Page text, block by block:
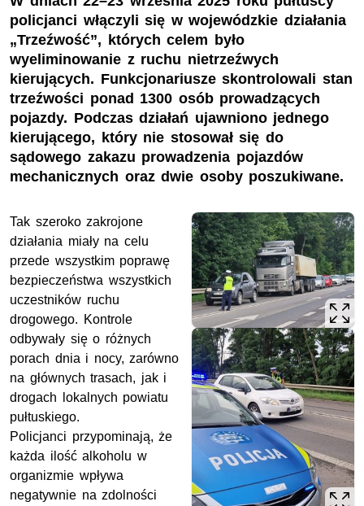
policjanci włączyli się w wojewódzkie działania
„Trzeźwość”, których celem było
wyeliminowanie z ruchu nietrzeźwych
kierujących. Funkcjonariusze skontrolowali stan
trzeźwości ponad 1300 osób prowadzących
pojazdy. Podczas działań ujawniono jednego
kierującego, który nie stosował się do
sądowego zakazu prowadzenia pojazdów
mechanicznych oraz dwie osoby poszukiwane.
Tak szeroko zakrojone
działania miały na celu
przede wszystkim poprawę
bezpieczeństwa wszystkich
uczestników ruchu
drogowego. Kontrole
odbywały się o różnych
porach dnia i nocy, zarówno
na głównych trasach, jak i
drogach lokalnych powiatu
pułtuskiego.
Policjanci przypominają, że
każda ilość alkoholu w
organizmie wpływa
negatywnie na zdolności